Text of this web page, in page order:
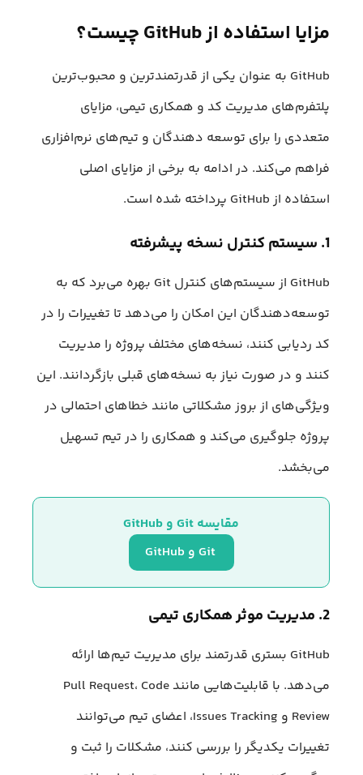
مزایا استفاده از GitHub چیست؟
GitHub به عنوان یکی از قدرتمندترین و محبوب‌ترین
پلتفرم‌های مدیریت کد و همکاری تیمی، مزایای
متعددی را برای توسعه دهندگان و تیم‌های نرم‌افزاری
فراهم می‌کند. در ادامه به برخی از مزایای اصلی
استفاده از GitHub پرداخته شده است.
1. سیستم کنترل نسخه پیشرفته
GitHub از سیستم‌های کنترل Git بهره می‌برد که به
توسعه‌دهندگان این امکان را می‌دهد تا تغییرات را در
کد ردیابی کنند، نسخه‌های مختلف پروژه را مدیریت
کنند و در صورت نیاز به نسخه‌های قبلی بازگردانند. این
ویژگی‌های از بروز مشکلاتی مانند خطاهای احتمالی در
پروژه جلوگیری می‌کند و همکاری را در تیم تسهیل
می‌بخشد.
مقایسه Git و GitHub
Git و GitHub
2. مدیریت موثر همکاری تیمی
GitHub بستری قدرتمند برای مدیریت تیم‌ها ارائه
می‌دهد. با قابلیت‌هایی مانند Pull Request، Code
Review و Issues Tracking، اعضای تیم می‌توانند
تغییرات یکدیگر را بررسی کنند، مشکلات را ثبت و